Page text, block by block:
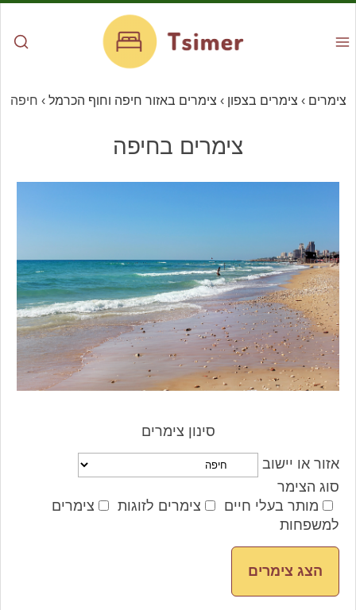
צימרים › צימרים בצפון › צימרים באזור חיפה וחוף הכרמל › חיפה
צימרים בחיפה
סינון צימרים
אזור או יישוב
סוג הצימר
מותר בעלי חיים
צימרים לזוגות
צימרים
למשפחות